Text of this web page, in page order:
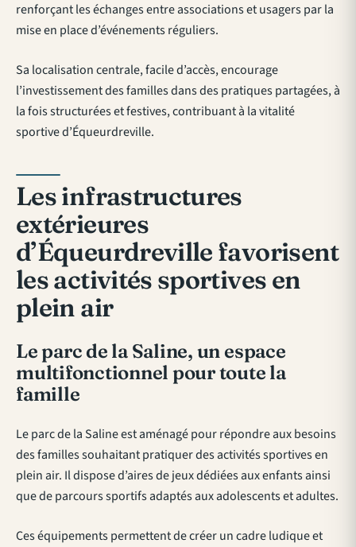
renforçant les échanges entre associations et usagers par la
mise en place d’événements réguliers.
Sa localisation centrale, facile d’accès, encourage
l’investissement des familles dans des pratiques partagées, à
la fois structurées et festives, contribuant à la vitalité
sportive d’Équeurdreville.
Les infrastructures
extérieures
d’Équeurdreville favorisent
les activités sportives en
plein air
Le parc de la Saline, un espace
multifonctionnel pour toute la
famille
Le parc de la Saline est aménagé pour répondre aux besoins
des familles souhaitant pratiquer des activités sportives en
plein air. Il dispose d’aires de jeux dédiées aux enfants ainsi
que de parcours sportifs adaptés aux adolescents et adultes.
Ces équipements permettent de créer un cadre ludique et